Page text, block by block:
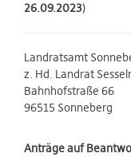
26.09.2023)
Landratsamt
z. Hd. Landrat
Bahnhofstraße 66
96515 Sonneberg
Anträge auf